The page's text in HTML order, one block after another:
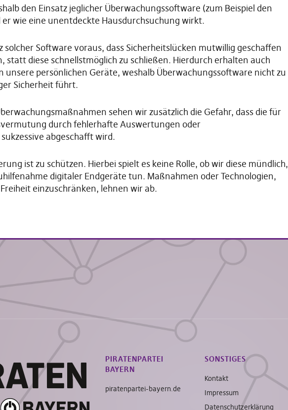
den Einsatz jeglicher Überwachungssoftware (zum Beispiel den
wie eine unentdeckte Hausdurchsuchung wirkt.
solcher Software voraus, dass Sicherheitslücken mutwillig geschaffen
statt diese schnellstmöglich zu schließen. Hierdurch erhalten auch
unsere persönlichen Geräte, weshalb Überwachungssoftware nicht zu
Sicherheit führt.
sehen wir zusätzlich die Gefahr, dass die für
durch fehlerhafte Auswertungen oder
abgeschafft wird.
ist zu schützen. Hierbei spielt es keine Rolle, ob wir diese mündlich,
digitaler Endgeräte tun. Maßnahmen oder Technologien,
einzuschränken, lehnen wir ab.
PIRATENPARTEI
BAYERN
piratenpartei-bayern.de
SONSTIGES
Kontakt
Impressum
Datenschutzerklärung